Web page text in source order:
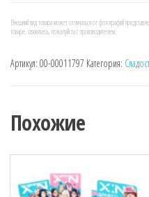
Внешний вид товара может отличаться от фотографий
товаре, свяжитесь, пожалуйста с производителем.
Артикул: 00-00011797 Категория:
Похожие